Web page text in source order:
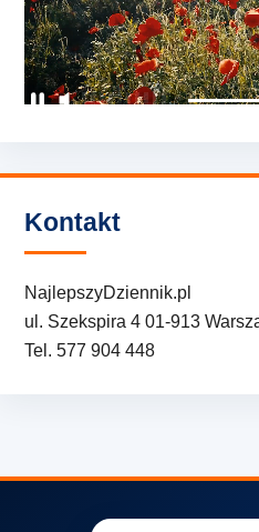
Kontakt
NajlepszyDziennik.pl
ul. Szekspira 4 01-913
Tel. 577 904 448